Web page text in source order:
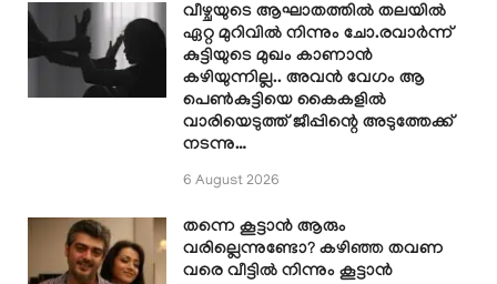
വീഴ്ചയുടെ ആഘാതത്തിൽ തലയിൽ
ഏറ്റ മുറിവിൽ നിന്നും ചോ.രവാർന്ന്
കുട്ടിയുടെ മുഖം കാണാൻ
കഴിയുന്നില്ല.. അവൻ വേഗം ആ
പെൺകുട്ടിയെ കൈകളിൽ
വാരിയെടുത്ത് ജീപ്പിന്റെ അടുത്തേക്ക്
നടന്നു…
6 August 2026
തന്നെ കൂട്ടാൻ ആരും
വരില്ലെന്നുണ്ടോ? കഴിഞ്ഞ തവണ
വരെ വീട്ടിൽ നിന്നും കൂട്ടാൻ